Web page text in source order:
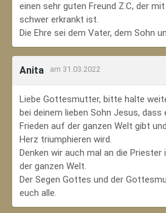
einen sehr guten Freund Z.C, der
schwer erkrankt ist.
Die Ehre sei dem Vater, dem Sohn
Anita am 31.03.2022
Liebe Gottesmutter, bitte halte
bei deinem lieben Sohn Jesus, dass
Frieden auf der ganzen Welt gibt
Herz triumphieren wird.
Denken wir auch mal an die Priester
der ganzen Welt.
Der Segen Gottes und der
euch alle.